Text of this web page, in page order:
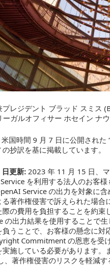
レジデント ブラッド スミス
ーガルオフィサー ホセイン ナ
国時間 9 月 7 日に公開された
の抄訳を基に掲載しています。
更新: 2023 年 11 月 15 日、
を利用する法人のお客
Service の出力を対象に
る著作権侵害で訴えられた場
際の費用を負担することを約
の出力結果を使用することで
うことで、お客様の懸念に対
Commitment の恩恵を受
実施している必要があります
、著作権侵害のリスクを軽減